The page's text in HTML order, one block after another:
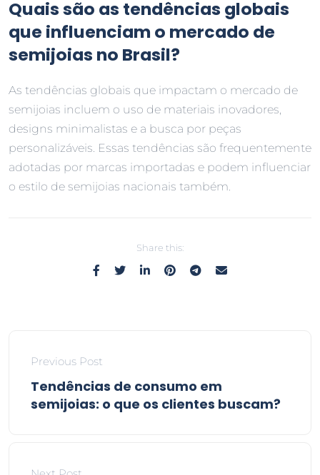
Quais são as tendências globais
que influenciam o mercado de
semijoias no Brasil?
As tendências globais que impactam o mercado de
semijoias incluem o uso de materiais inovadores,
designs minimalistas e a busca por peças
personalizáveis. Essas tendências são frequentemente
adotadas por marcas importadas e podem influenciar
o estilo de semijoias nacionais também.
Share this:
Previous Post
Tendências de consumo em
semijoias: o que os clientes buscam?